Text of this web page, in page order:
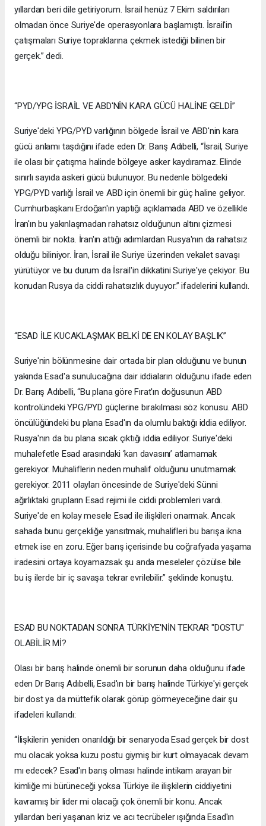
yıllardan beri dile getiriyorum. İsrail henüz 7 Ekim saldırıları
olmadan önce Suriye'de operasyonlara başlamıştı. İsrail'in
çatışmaları Suriye topraklarına çekmek istediği bilinen bir
gerçek.” dedi.
“PYD/YPG İSRAİL VE ABD'NİN KARA GÜCÜ HALİNE GELDİ”
Suriye'deki YPG/PYD varlığının bölgede İsrail ve ABD'nin kara
gücü anlamı taşdığını ifade eden Dr. Barış Adıbelli, “İsrail, Suriye
ile olası bir çatışma halinde bölgeye asker kaydıramaz. Elinde
sınırlı sayıda askeri gücü bulunuyor. Bu nedenle bölgedeki
YPG/PYD varlığı İsrail ve ABD için önemli bir güç haline geliyor.
Cumhurbaşkanı Erdoğan'ın yaptığı açıklamada ABD ve özellikle
İran'ın bu yakınlaşmadan rahatsız olduğunun altını çizmesi
önemli bir nokta. İran'ın attığı adımlardan Rusya'nın da rahatsız
olduğu biliniyor. İran, İsrail ile Suriye üzerinden vekalet savaşı
yürütüyor ve bu durum da İsrail'in dikkatini Suriye'ye çekiyor. Bu
konudan Rusya da ciddi rahatsızlık duyuyor.” ifadelerini kullandı.
“ESAD İLE KUCAKLAŞMAK BELKİ DE EN KOLAY BAŞLIK”
Suriye'nin bölünmesine dair ortada bir plan olduğunu ve bunun
yakında Esad'a sunulucağına dair iddiaların olduğunu ifade eden
Dr. Barış Adıbelli, “Bu plana göre Fırat'ın doğusunun ABD
kontrolündeki YPG/PYD güçlerine bırakılması söz konusu. ABD
öncülüğündeki bu plana Esad'ın da olumlu baktığı iddia ediliyor.
Rusya'nın da bu plana sıcak çıktığı iddia ediliyor. Suriye'deki
muhalefetle Esad arasındaki ‘kan davasını’ atlamamak
gerekiyor. Muhaliflerin neden muhalif olduğunu unutmamak
gerekiyor. 2011 olayları öncesinde de Suriye'deki Sünni
ağırlıktaki grupların Esad rejimi ile ciddi problemleri vardı.
Suriye'de en kolay mesele Esad ile ilişkileri onarmak. Ancak
sahada bunu gerçekliğe yansıtmak, muhalifleri bu barışa ikna
etmek ise en zoru. Eğer barış içerisinde bu coğrafyada yaşama
iradesini ortaya koyamazsak şu anda meseleler çözülse bile
bu iş ilerde bir iç savaşa tekrar evrilebilir.” şeklinde konuştu.
ESAD BU NOKTADAN SONRA TÜRKİYE'NİN TEKRAR "DOSTU"
OLABİLİR Mİ?
Olası bir barış halinde önemli bir sorunun daha olduğunu ifade
eden Dr Barış Adıbelli, Esad'ın bir barış halinde Türkiye'yi gerçek
bir dost ya da müttefik olarak görüp görmeyeceğine dair şu
ifadeleri kullandı:
“İlişkilerin yeniden onarıldığı bir senaryoda Esad gerçek bir dost
mu olacak yoksa kuzu postu giymiş bir kurt olmayacak devam
mı edecek? Esad'ın barış olması halinde intikam arayan bir
kimliğe mi bürüneceği yoksa Türkiye ile ilişkilerin ciddiyetini
kavramış bir lider mi olacağı çok önemli bir konu. Ancak
yıllardan beri yaşanan kriz ve acı tecrübeler ışığında Esad'ın